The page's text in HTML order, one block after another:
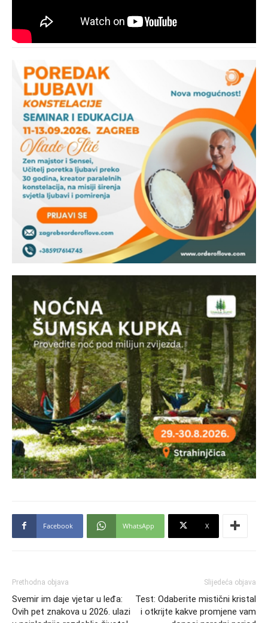
Facebook WhatsApp X
Prethodna objava
Svemir im daje vjetar u leđa:
Ovih pet znakova u 2026. ulazi
Slijedeća objava
Test: Odaberite mistični kristal
i otkrijte kakve promjene vam